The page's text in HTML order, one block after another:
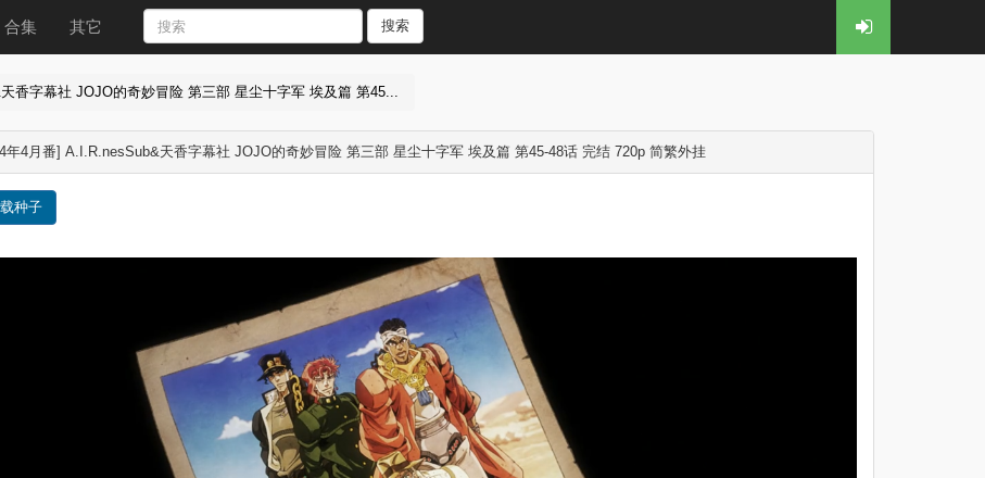
合集 其它 搜索
香字幕社 JOJO的奇妙冒险 第三部 星尘十字军 埃及篇 第45...
年4月番] A.I.R.nesSub&天香字幕社 JOJO的奇妙冒险 第三部 星尘十字军 埃及篇 第45-48话 完结 720p 简繁外挂
种子